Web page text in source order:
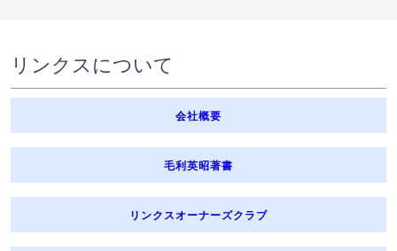
リンクスについて
会社概要
毛利英昭著書
リンクスオーナーズクラブ